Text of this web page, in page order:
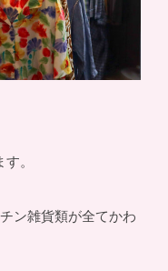
。
ン雑貨類が全てかわ